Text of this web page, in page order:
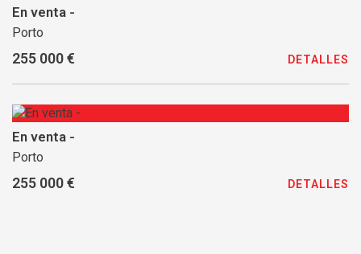
En venta -
Porto
255 000 € DETALLES
En venta -
Porto
255 000 € DETALLES